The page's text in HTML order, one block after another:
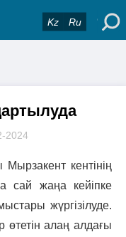
Kz Ru
2024
кентінің
сай жаңа кейіпке
жүргізілуде.
өтетін алаң алдағы